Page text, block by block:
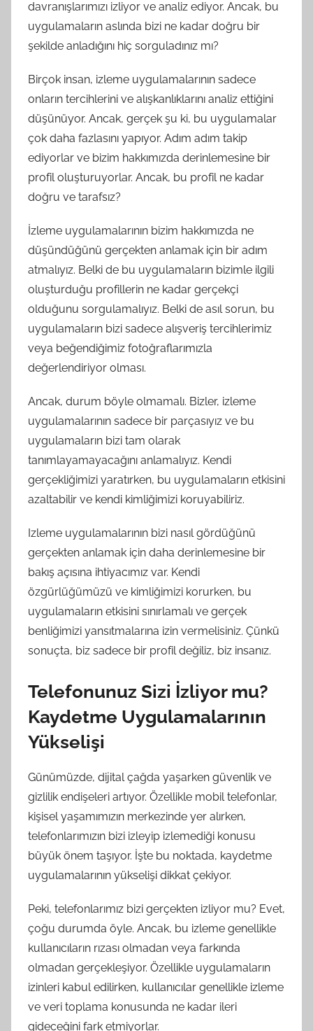
davranışlarımızı izliyor ve analiz ediyor. Ancak, bu
uygulamaların aslında bizi ne kadar doğru bir
şekilde anladığını hiç sorguladınız mı?
Birçok insan, izleme uygulamalarının sadece
onların tercihlerini ve alışkanlıklarını analiz ettiğini
düşünüyor. Ancak, gerçek şu ki, bu uygulamalar
çok daha fazlasını yapıyor. Adım adım takip
ediyorlar ve bizim hakkımızda derinlemesine bir
profil oluşturuyorlar. Ancak, bu profil ne kadar
doğru ve tarafsız?
İzleme uygulamalarının bizim hakkımızda ne
düşündüğünü gerçekten anlamak için bir adım
atmalıyız. Belki de bu uygulamaların bizimle ilgili
oluşturduğu profillerin ne kadar gerçekçi
olduğunu sorgulamalıyız. Belki de asıl sorun, bu
uygulamaların bizi sadece alışveriş tercihlerimiz
veya beğendiğimiz fotoğraflarımızla
değerlendiriyor olması.
Ancak, durum böyle olmamalı. Bizler, izleme
uygulamalarının sadece bir parçasıyız ve bu
uygulamaların bizi tam olarak
tanımlayamayacağını anlamalıyız. Kendi
gerçekliğimizi yaratırken, bu uygulamaların etkisini
azaltabilir ve kendi kimliğimizi koruyabiliriz.
Izleme uygulamalarının bizi nasıl gördüğünü
gerçekten anlamak için daha derinlemesine bir
bakış açısına ihtiyacımız var. Kendi
özgürlüğümüzü ve kimliğimizi korurken, bu
uygulamaların etkisini sınırlamalı ve gerçek
benliğimizi yansıtmalarına izin vermelisiniz. Çünkü
sonuçta, biz sadece bir profil değiliz, biz insanız.
Telefonunuz Sizi İzliyor mu?
Kaydetme Uygulamalarının
Yükselişi
Günümüzde, dijital çağda yaşarken güvenlik ve
gizlilik endişeleri artıyor. Özellikle mobil telefonlar,
kişisel yaşamımızın merkezinde yer alırken,
telefonlarımızın bizi izleyip izlemediği konusu
büyük önem taşıyor. İşte bu noktada, kaydetme
uygulamalarının yükselişi dikkat çekiyor.
Peki, telefonlarımız bizi gerçekten izliyor mu? Evet,
çoğu durumda öyle. Ancak, bu izleme genellikle
kullanıcıların rızası olmadan veya farkında
olmadan gerçekleşiyor. Özellikle uygulamaların
izinleri kabul edilirken, kullanıcılar genellikle izleme
ve veri toplama konusunda ne kadar ileri
gideceğini fark etmiyorlar.